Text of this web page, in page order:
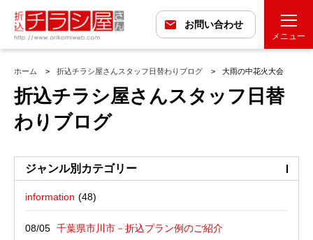
お問い合わせ
メニュー
ホーム 折込チラシ屋さんスタッフ日替わりブログ 大雨の中花火大会
折込チラシ屋さんスタッフ日替
わりブログ
ジャンル別カテゴリー
information
折込広告配布プラン
最近の投稿
千葉県市川市－折込プラン例のご紹介
バックナンバー